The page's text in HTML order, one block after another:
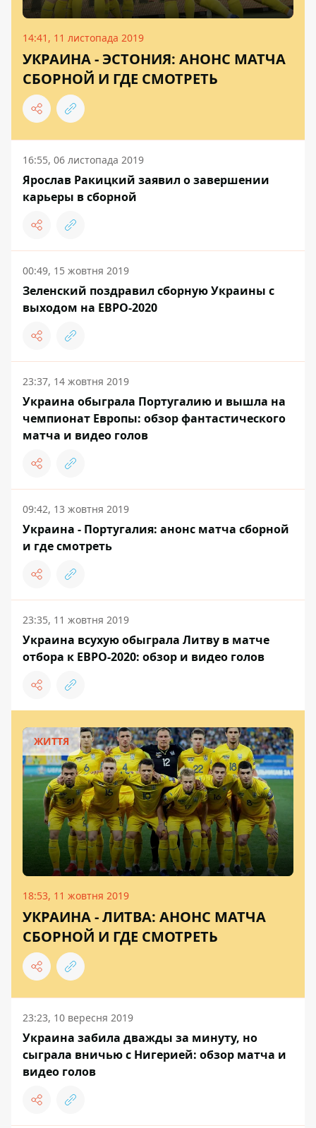
14:41, 11 листопада 2019
УКРАИНА - ЭСТОНИЯ: АНОНС МАТЧА
СБОРНОЙ И ГДЕ СМОТРЕТЬ
16:55, 06 листопада 2019
Ярослав Ракицкий заявил о завершении
карьеры в сборной
00:49, 15 жовтня 2019
Зеленский поздравил сборную Украины с
выходом на ЕВРО-2020
23:37, 14 жовтня 2019
Украина обыграла Португалию и вышла на
чемпионат Европы: обзор фантастического
матча и видео голов
09:42, 13 жовтня 2019
Украина - Португалия: анонс матча сборной
и где смотреть
23:35, 11 жовтня 2019
Украина всухую обыграла Литву в матче
отбора к ЕВРО-2020: обзор и видео голов
ЖИТТЯ
18:53, 11 жовтня 2019
УКРАИНА - ЛИТВА: АНОНС МАТЧА
СБОРНОЙ И ГДЕ СМОТРЕТЬ
23:23, 10 вересня 2019
Украина забила дважды за минуту, но
сыграла вничью с Нигерией: обзор матча и
видео голов